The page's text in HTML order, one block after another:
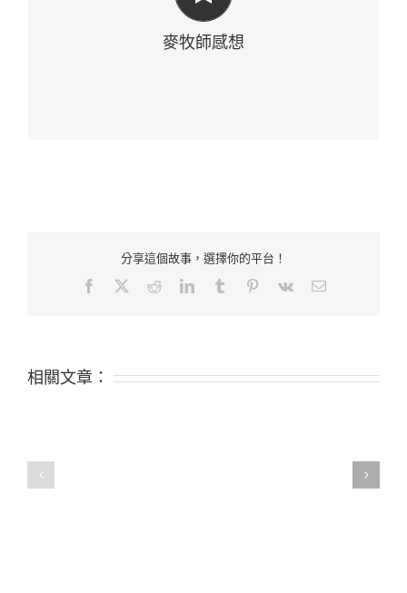
麥牧師感想
少吃一點，
下一頓吃得更少，再下一頓再吃得更少。
分享這個故事，選擇你的平台！
Facebook
TwitterRedditLinkedInTumblr Pinterest
Vk Email:
相關文章：